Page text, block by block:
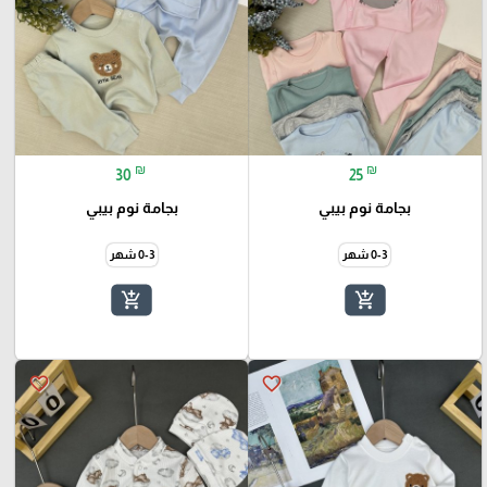
25 ₪
بجامة نوم بيبي
0-3 شهر
add_shopping_cart
30 ₪
بجامة نوم بيبي
0-3 شهر
add_shopping_cart
favorite_border
favorite_border